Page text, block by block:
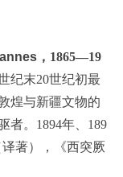
，1865—19
纪末20世纪初最
煌与新疆文物的
者。1894年、189
著），《西突厥